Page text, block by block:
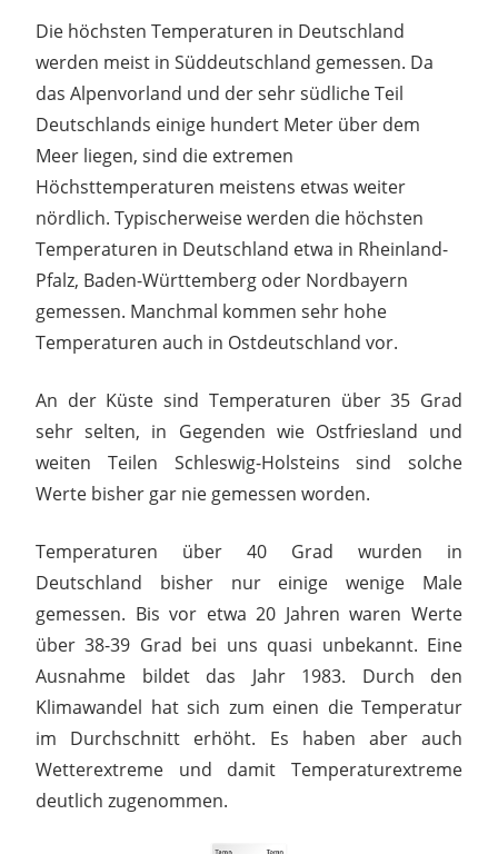
Die höchsten Temperaturen in Deutschland
werden meist in Süddeutschland gemessen. Da
das Alpenvorland und der sehr südliche Teil
Deutschlands einige hundert Meter über dem
Meer liegen, sind die extremen
Höchsttemperaturen meistens etwas weiter
nördlich. Typischerweise werden die höchsten
Temperaturen in Deutschland etwa in Rheinland-
Pfalz, Baden-Württemberg oder Nordbayern
gemessen. Manchmal kommen sehr hohe
Temperaturen auch in Ostdeutschland vor.
An der Küste sind Temperaturen über 35 Grad
sehr selten, in Gegenden wie Ostfriesland und
weiten Teilen Schleswig-Holsteins sind solche
Werte bisher gar nie gemessen worden.
Temperaturen über 40 Grad wurden in
Deutschland bisher nur einige wenige Male
gemessen. Bis vor etwa 20 Jahren waren Werte
über 38-39 Grad bei uns quasi unbekannt. Eine
Ausnahme bildet das Jahr 1983. Durch den
Klimawandel hat sich zum einen die Temperatur
im Durchschnitt erhöht. Es haben aber auch
Wetterextreme und damit Temperaturextreme
deutlich zugenommen.